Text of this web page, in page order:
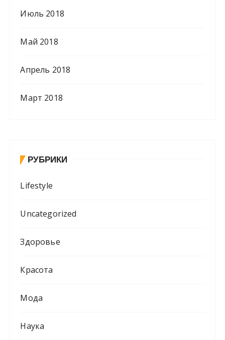
Июль 2018
Май 2018
Апрель 2018
Март 2018
РУБРИКИ
Lifestyle
Uncategorized
Здоровье
Красота
Мода
Наука